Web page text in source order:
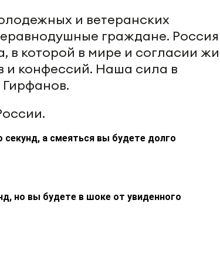
и ветеранских
граждане. Россия
в которой в мире и согласии
и конфессий. Наша сила в
секунд, а смеяться вы будете долго
но вы будете в шоке от увиденного